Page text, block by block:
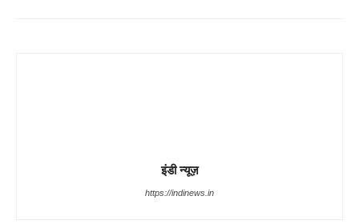
इंडी न्यूज़
https://indinews.in